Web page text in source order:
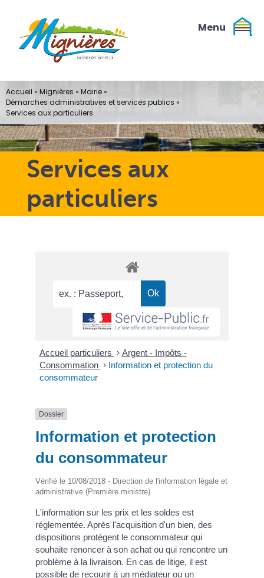
contenu
Services aux
particuliers
Accueil » Mignières » Mairie»
Démarches administratives et services publics »
Services aux particuliers
Accueil particuliers > Argent - Impôts -
Consommation > Information et protection du
consommateur
Dossier
Information et protection
du consommateur
Vérifié le 10/08/2018 - Direction de l'information légale et
administrative (Première ministre)
L'information sur les prix et les soldes est
réglementée. Après l'acquisition d'un bien, des
dispositions protègent le consommateur qui
souhaite renoncer à son achat ou qui rencontre un
problème à la livraison. En cas de litige, il est
possible de recourir à un médiateur ou un